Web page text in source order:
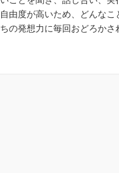
自由度が高いため、どんな
ちの発想力に毎回おどろか